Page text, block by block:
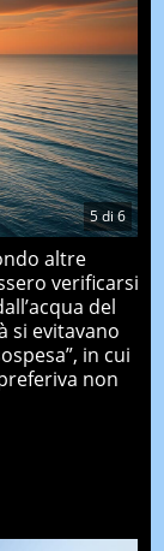
5di 6
altre
verificarsi
del
si evitavano
in cui
non